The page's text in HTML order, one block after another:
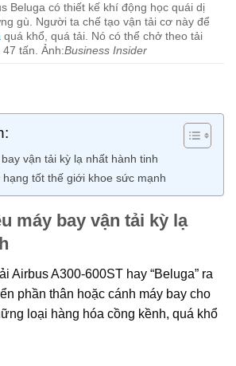
Beluga có thiết kế khí động học quái dị
gù. Người ta chế tạo vận tải cơ này để
quá khổ, quá tải. Nó có thể chở theo tải
tấn. Ảnh:Business Insider
vận tải kỳ lạ nhất hành tinh
tốt thế giới khoe sức mạnh
máy bay vận tải kỳ lạ
Airbus A300-600ST hay “Beluga” ra
phần thân hoặc cánh máy bay cho
loại hàng hóa cồng kềnh, quá khổ